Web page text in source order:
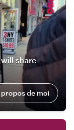
share
propos de moi